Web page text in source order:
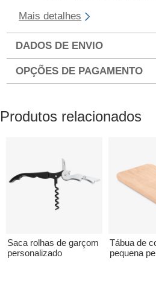
Mais detalhes
DADOS DE ENVIO
OPÇÕES DE PAGAMENTO
Produtos relacionados
Saca rolhas de garçom
personalizado
Tábua de
pequena